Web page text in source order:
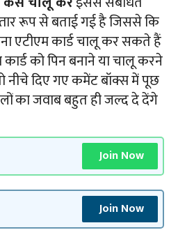
रूप से बताई गई है जिससे कि
एटीएम कार्ड चालू कर सकते हैं
को पिन बनाने या चालू करने
नीचे दिए गए कमेंट बॉक्स में पूछ
का जवाब बहुत ही जल्द दे देंगे
Join Now
Join Now